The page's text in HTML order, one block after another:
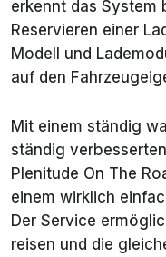
erkennt das System
Reservieren einer
Modell und
auf den
Mit einem ständig
ständig
Plenitude On The
einem wirklich
Der Service
reisen und die